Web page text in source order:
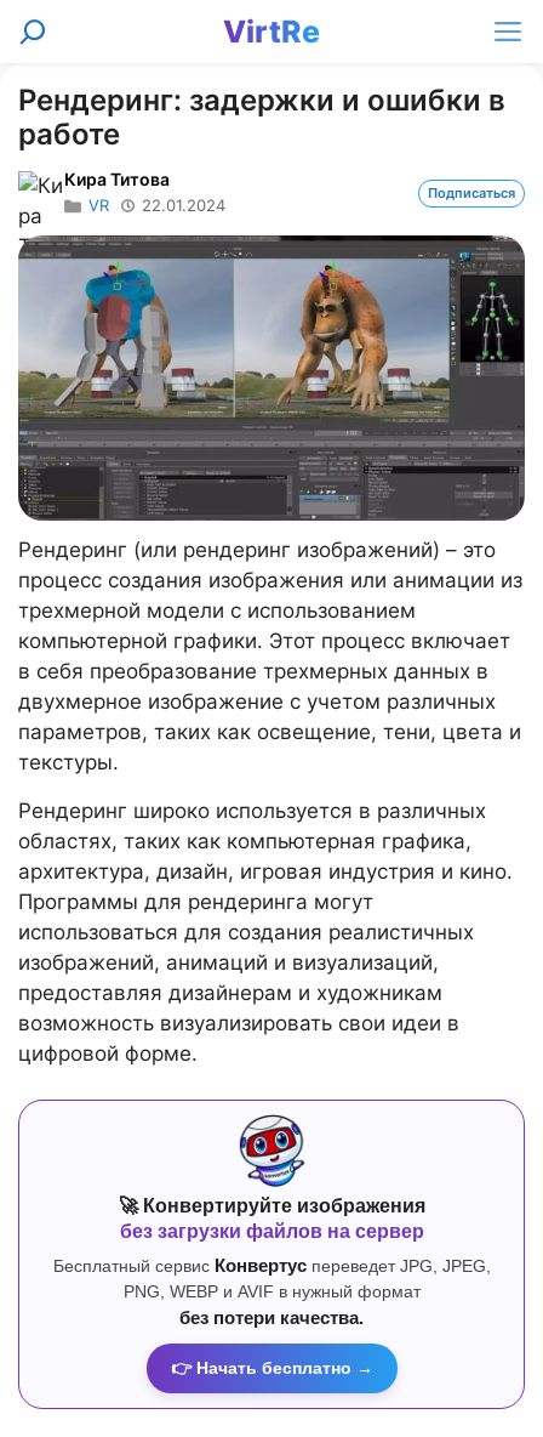
Перейти
VirtRe
Поиск
Рендеринг: задержки и ошибки в
работе
Кира Титова
VR 22.01.2024
Подписаться
Рендеринг (или рендеринг изображений) – это
процесс создания изображения или анимации из
трехмерной модели с использованием
компьютерной графики. Этот процесс включает
в себя преобразование трехмерных данных в
двухмерное изображение с учетом различных
параметров, таких как освещение, тени, цвета и
текстуры.
Рендеринг широко используется в различных
областях, таких как компьютерная графика,
архитектура, дизайн, игровая индустрия и кино.
Программы для рендеринга могут
использоваться для создания реалистичных
изображений, анимаций и визуализаций,
предоставляя дизайнерам и художникам
возможность визуализировать свои идеи в
цифровой форме.
🚀 Конвертируйте изображения
без загрузки файлов на сервер
Бесплатный сервис Конвертуспереведет JPG, JPEG,
PNG, WEBP и AVIF в нужный формат
без потери качества.
👉 Начать бесплатно →